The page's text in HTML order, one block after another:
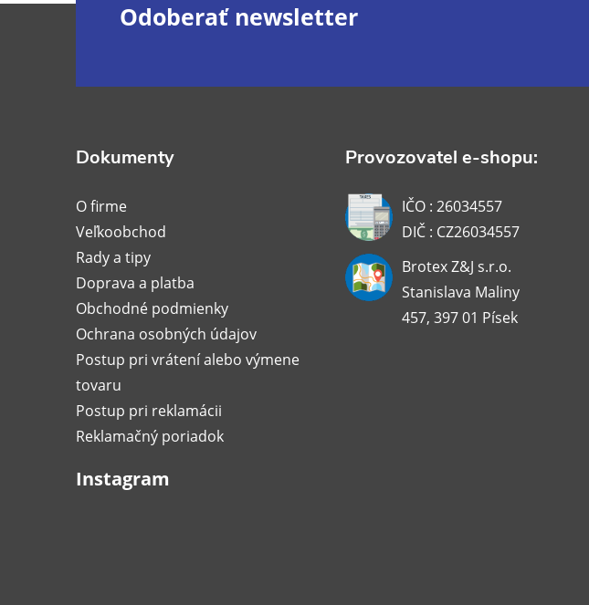
Odoberať newsletter
Dokumenty
O firme
Veľkoobchod
Rady a tipy
Doprava a platba
Obchodné podmienky
Ochrana osobných údajov
Postup pri vrátení alebo výmene
tovaru
Postup pri reklamácii
Reklamačný poriadok
Provozovatel e-shopu:
IČO : 26034557
DIČ : CZ26034557
Brotex Z&J s.r.o.
Stanislava Maliny
457, 397 01 Písek
Instagram